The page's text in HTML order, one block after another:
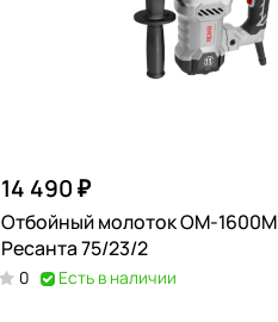
14 490 ₽
Отбойный молоток ОМ-1600М
Ресанта 75/23/2
0 Есть в наличии